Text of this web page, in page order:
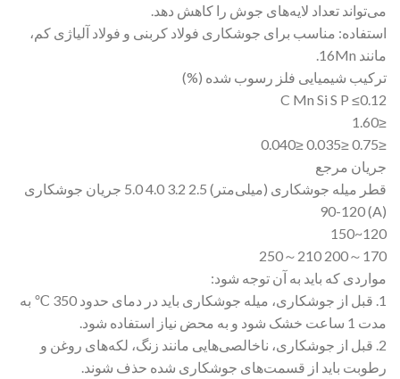
می‌تواند تعداد لایه‌های جوش را کاهش دهد.
استفاده: مناسب برای جوشکاری فولاد کربنی و فولاد آلیاژی کم،
مانند 16Mn.
ترکیب شیمیایی فلز رسوب شده (%)
C Mn Si S P ≤0.12
≤1.60
≤0.75 ≤0.035 ≤0.040
جریان مرجع
قطر میله جوشکاری (میلی‌متر) 2.5 3.2 4.0 5.0 جریان جوشکاری
(A) 90-120
120~150
170～200 210～250
مواردی که باید به آن توجه شود:
1. قبل از جوشکاری، میله جوشکاری باید در دمای حدود 350 ℃ به
مدت 1 ساعت خشک شود و به محض نیاز استفاده شود.
2. قبل از جوشکاری، ناخالصی‌هایی مانند زنگ، لکه‌های روغن و
رطوبت باید از قسمت‌های جوشکاری شده حذف شوند.